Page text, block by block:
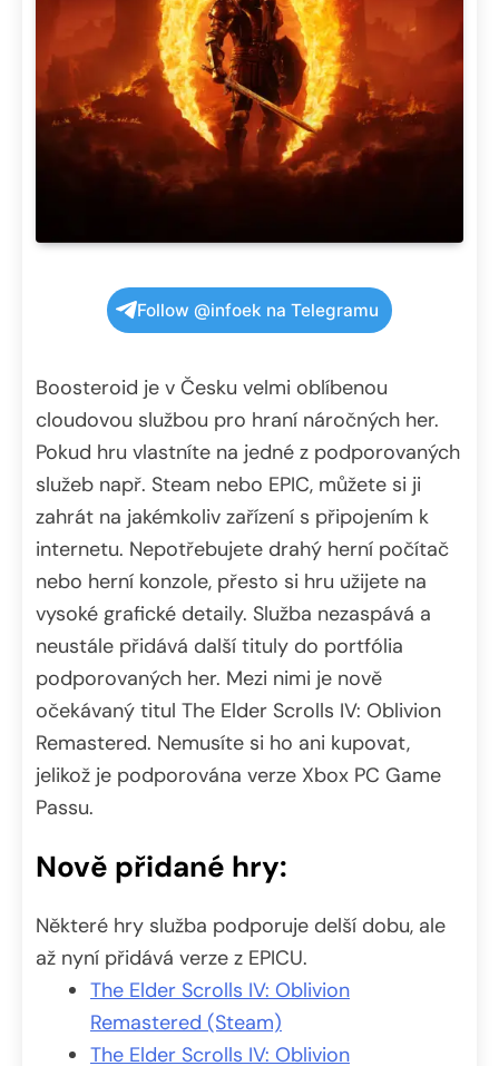
Follow @infoek na Telegramu
Boosteroid je v Česku velmi oblíbenou
cloudovou službou pro hraní náročných her.
Pokud hru vlastníte na jedné z podporovaných
služeb např. Steam nebo EPIC, můžete si ji
zahrát na jakémkoliv zařízení s připojením k
internetu. Nepotřebujete drahý herní počítač
nebo herní konzole, přesto si hru užijete na
vysoké grafické detaily. Služba nezaspává a
neustále přidává další tituly do portfólia
podporovaných her. Mezi nimi je nově
očekávaný titul The Elder Scrolls IV: Oblivion
Remastered. Nemusíte si ho ani kupovat,
jelikož je podporována verze Xbox PC Game
Passu.
Nově přidané hry:
Některé hry služba podporuje delší dobu, ale
až nyní přidává verze z EPICU.
The Elder Scrolls IV: Oblivion
Remastered (Steam)
The Elder Scrolls IV: Oblivion